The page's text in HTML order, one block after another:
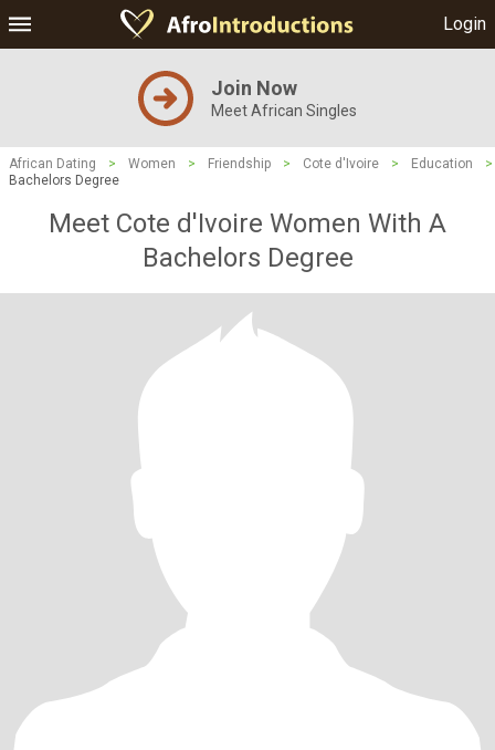
Login
Join Now
Meet African Singles
African Dating > Women > Friendship > Cote d'Ivoire > Education
>
Bachelors Degree
Meet Cote d'Ivoire Women With A
Bachelors Degree